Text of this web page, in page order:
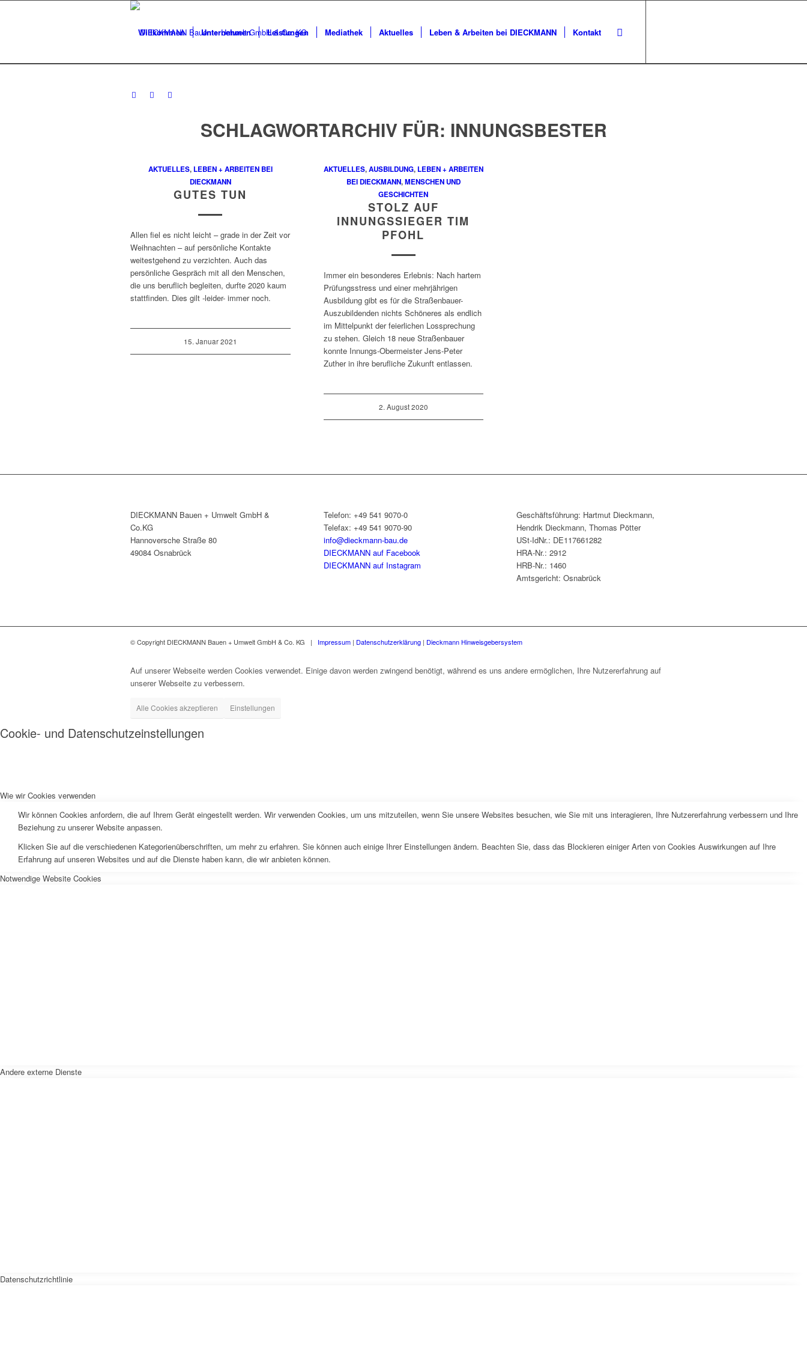
Willkommen Unternehmen Leistungen Mediathek Aktuelles Leben & Arbeiten bei DIECKMANN Kontakt
SCHLAGWORTARCHIV FÜR: INNUNGSBESTER
AKTUELLES, LEBEN + ARBEITEN BEI
DIECKMANN
GUTES TUN
Allen fiel es nicht leicht – grade in der Zeit vor
Weihnachten – auf persönliche Kontakte
weitestgehend zu verzichten. Auch das
persönliche Gespräch mit all den Menschen,
die uns beruflich begleiten, durfte 2020 kaum
stattfinden. Dies gilt -leider- immer noch.
15. Januar 2021
AKTUELLES,AUSBILDUNG, LEBEN + ARBEITEN
BEI DIECKMANN,MENSCHEN UND
GESCHICHTEN
STOLZ AUF
INNUNGSSIEGER TIM
PFOHL
Immer ein besonderes Erlebnis: Nach hartem
Prüfungsstress und einer mehrjährigen
Ausbildung gibt es für die Straßenbauer-
Auszubildenden nichts Schöneres als endlich
im Mittelpunkt der feierlichen Lossprechung
zu stehen. Gleich 18 neue Straßenbauer
konnte Innungs-Obermeister Jens-Peter
Zuther in ihre berufliche Zukunft entlassen.
2. August 2020
DIECKMANN Bauen + Umwelt GmbH &
Co.KG
Hannoversche Straße 80
49084 Osnabrück
Telefon: +49 541 9070-0
Telefax: +49 541 9070-90
info@dieckmann-bau.de
DIECKMANN auf Facebook
DIECKMANN auf Instagram
Geschäftsführung: Hartmut Dieckmann,
Hendrik Dieckmann, Thomas Pötter
USt-IdNr.: DE117661282
HRA-Nr.: 2912
HRB-Nr.: 1460
Amtsgericht: Osnabrück
© Copyright DIECKMANN Bauen + Umwelt GmbH & Co. KG | Impressum | Datenschutzerklärung | Dieckmann Hinweisgebersystem
Auf unserer Webseite werden Cookies verwendet. Einige davon werden zwingend benötigt, während es uns andere ermöglichen, Ihre Nutzererfahrung auf
unserer Webseite zu verbessern.
Alle Cookies akzeptieren Einstellungen
Cookie- und Datenschutzeinstellungen
Wie wir Cookies verwenden
Wir können Cookies anfordern, die auf Ihrem Gerät eingestellt werden. Wir verwenden Cookies, um uns mitzuteilen, wenn Sie unsere Websites besuchen, wie Sie mit uns interagieren, Ihre Nutzererfahrung verbessern und Ihre
Beziehung zu unserer Website anpassen.
Klicken Sie auf die verschiedenen Kategorienüberschriften, um mehr zu erfahren. Sie können auch einige Ihrer Einstellungen ändern. Beachten Sie, dass das Blockieren einiger Arten von Cookies Auswirkungen auf Ihre
Erfahrung auf unseren Websites und auf die Dienste haben kann, die wir anbieten können.
Notwendige Website Cookies
Andere externe Dienste
Datenschutzrichtlinie